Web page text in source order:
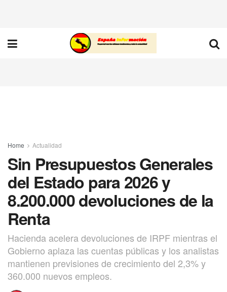
Home Actualidad
Sin Presupuestos Generales
del Estado para 2026 y
8.200.000 devoluciones de la
Renta
Hacienda acelera devoluciones de IRPF mientras el
Gobierno aplaza las cuentas públicas y los analistas
mantienen previsiones de crecimiento del 2,3% y
360.000 nuevos empleos.